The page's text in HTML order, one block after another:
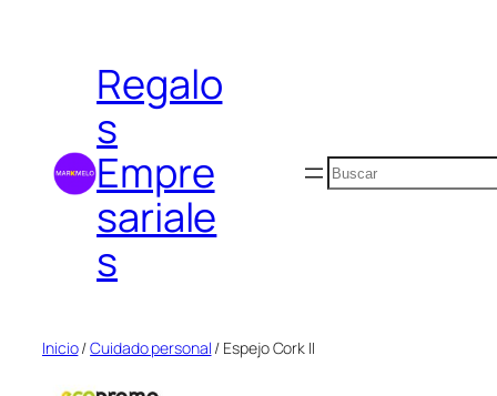
contenidoRegalo
s
Empre
sariale
s
Buscar
Inicio/Cuidado personal / Espejo Cork II